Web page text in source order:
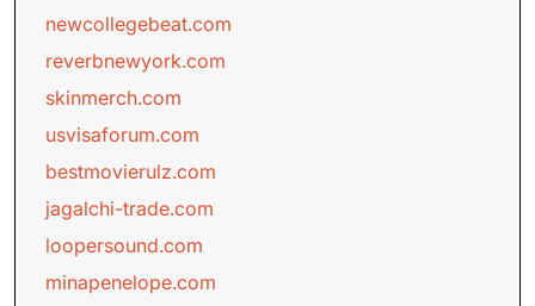
newcollegebeat.com
reverbnewyork.com
skinmerch.com
usvisaforum.com
bestmovierulz.com
jagalchi-trade.com
loopersound.com
minapenelope.com